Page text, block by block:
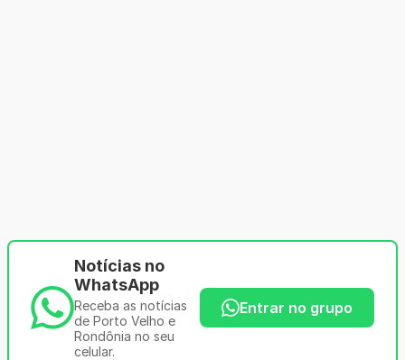
Notícias no
WhatsApp
Receba as notícias
de Porto Velho e
Rondônia no seu
celular.
Entrar no grupo